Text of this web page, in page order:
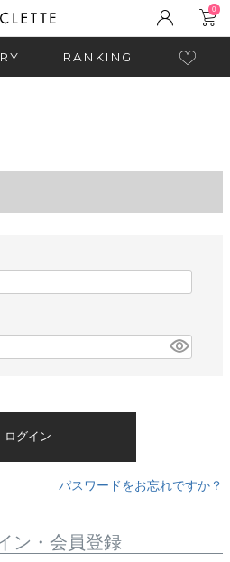
0
RANKING
ログイン
パスワードをお忘れですか？
ン・会員登録